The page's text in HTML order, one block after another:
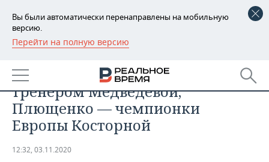
Вы были автоматически перенаправлены на мобильную
версию.
Перейти на полную версию
РЕГИОНЫ
БАШКОРТОСТАН
ТАТАРСТАН
УДМУРТИЯ
НОВОСТИ
АНАЛИТИКА
НОВОСТИ АНАЛИТИКИ
ДЕКЛАРАЦИИ О ДОХОДАХ
ЭКОНОМИКА
НОВОСТИ ЭКОНОМИКИ
ПРОМЫШЛЕННОСТЬ
Тутберидзе утверждена
тренером Медведевой,
Плющенко — чемпионки
Европы Косторной
12:32, 03.11.2020